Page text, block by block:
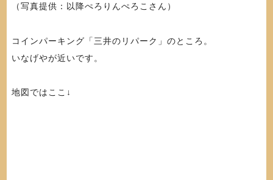
（写真提供：以降ぺろりんぺろこさん）
コインパーキング「三井のリパーク」のところ。
いなげやが近いです。
地図ではここ↓